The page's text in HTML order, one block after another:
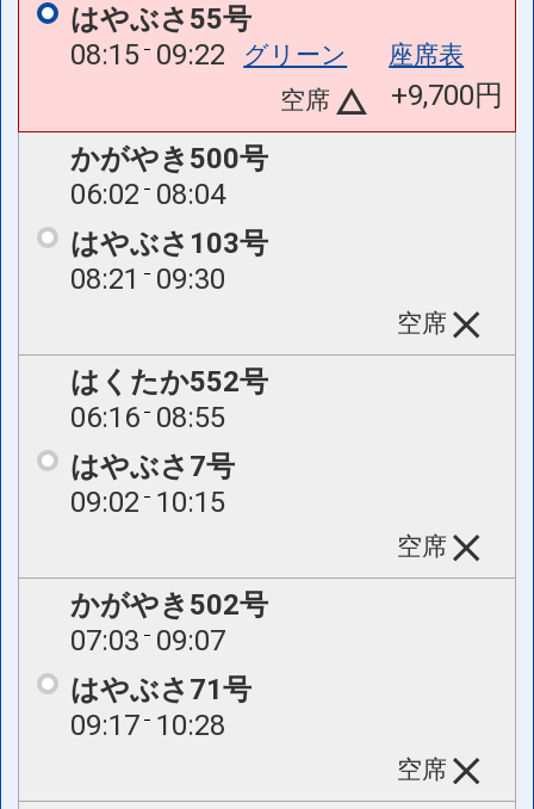
はやぶさ55号
08:15 09:22 グリーン
座席表
空席
+9,700円
かがやき500号
06:02 08:04
はやぶさ103号
08:21
09:30
空席
はくたか552号
06:16 08:55
はやぶさ7号
09:02 10:15
空席
かがやき502号
07:03 09:07
はやぶさ71号
09:17 10:28
空席